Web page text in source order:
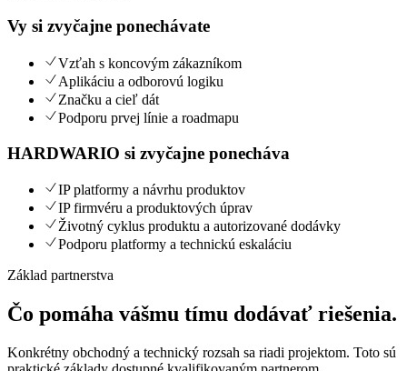
Vy si zvyčajne ponechávate
Vzťah s koncovým zákazníkom
Aplikáciu a odborovú logiku
Značku a cieľ dát
Podporu prvej línie a roadmapu
HARDWARIO si zvyčajne ponecháva
IP platformy a návrhu produktov
IP firmvéru a produktových úprav
Životný cyklus produktu a autorizované dodávky
Podporu platformy a technickú eskaláciu
Základ partnerstva
Čo pomáha vášmu tímu dodávať riešenia.
Konkrétny obchodný a technický rozsah sa riadi projektom. Toto sú